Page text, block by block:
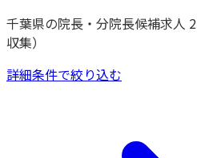
千葉県の院長・分院長候補求人
収集）
詳細条件で絞り込む